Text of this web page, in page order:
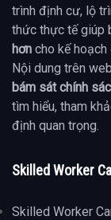
trình định cư, lộ
thức thực tế giúp
hơn cho kế hoạch
Nội dung trên
bám sát chính
tìm hiểu, tham
định quan trọng.
Skilled Worker
Skilled Worker